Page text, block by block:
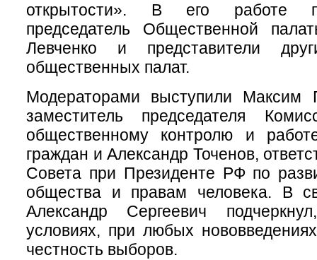
открытости». В его работе
председатель Общественной
Левченко и представители
общественных палат.
Модераторами выступили Максим
заместитель председателя
общественному контролю и
граждан и Александр Точенов,
Совета при Президенте РФ по
общества и правам человека. В
Александр Сергеевич
условиях, при любых
честность выборов.